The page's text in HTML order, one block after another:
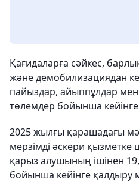
Қағидаларға сәйкес,
және демобилизациядан
пайыздар, айыппұлдар
төлемдер бойынша кейінге
2025 жылғы қарашадағы
мерзімді әскери
қарыз алушының ішінен
бойынша кейінге қалдыру